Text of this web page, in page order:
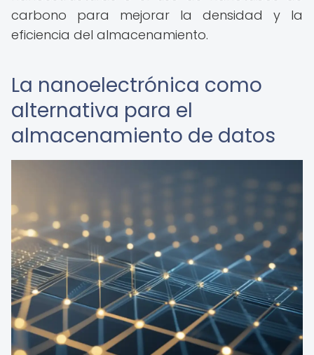
carbono para mejorar la densidad y la
eficiencia del almacenamiento.
La nanoelectrónica como
alternativa para el
almacenamiento de datos